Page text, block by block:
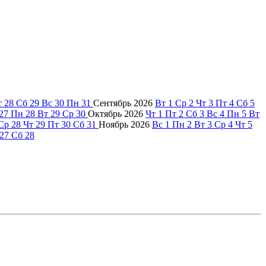
28 Сб 29 Вс 30 Пн 31 Сентябрь 2026 Вт 1 Ср 2 Чт 3 Пт 4 Сб 5
Пн 28 Вт 29 Ср 30 Октябрь 2026 Чт 1 Пт 2 Сб 3 Вс 4 Пн 5 Вт
28 Чт 29 Пт 30 Сб 31 Ноябрь 2026 Вс 1 Пн 2 Вт 3 Ср 4 Чт 5
27 Сб 28